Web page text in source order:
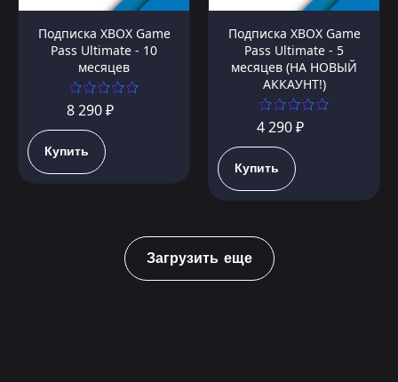
Подписка XBOX Game
Pass Ultimate - 10
месяцев
8 290 ₽
Купить
Подписка XBOX Game
Pass Ultimate - 5
месяцев (НА НОВЫЙ
АККАУНТ!)
4 290 ₽
Купить
Загрузить еще